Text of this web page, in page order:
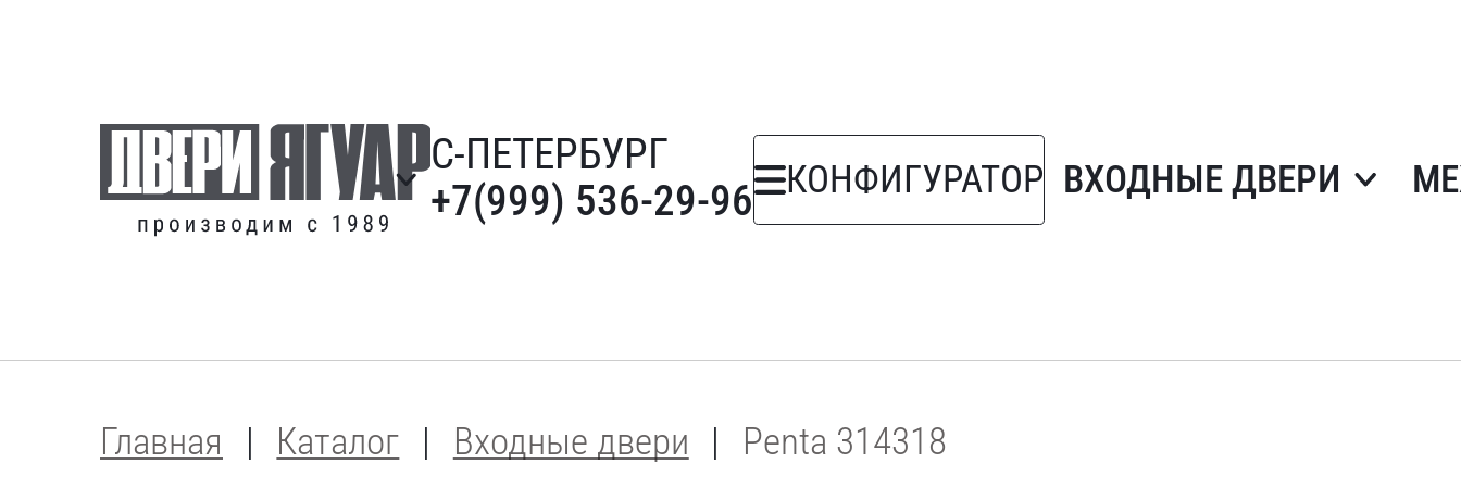
С-ПЕТЕРБУРГ
+7(999) 536-29-96
КОНФИГУРАТОР ВХОДНЫЕ ДВЕРИ
Главная Каталог Входные двери Penta 314318